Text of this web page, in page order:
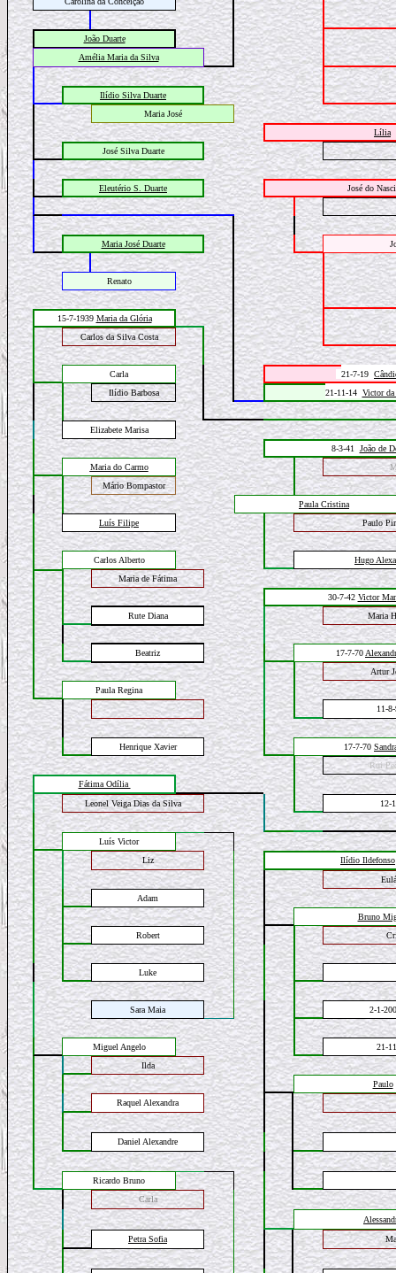
João Duarte
Amélia Maria da Silva
Ilídio Silva Duarte
Maria José
Lília
José Silva Duarte
Eleutério S. Duarte José do
Maria José Duarte
Renato
15-7-1939 Maria da Glória
Carlos da Silva Costa
Carla 21-7-19
Ilídio Barbosa
21-11-14 Victor
Elizabete Marisa
8-3-41
João de
Maria do Carmo
Mário Bompastor
Paula Cristina
Luís Filipe
Paulo
Carlos Alberto Hugo
Maria de Fátima
30-7-42 Victor
Rute Diana
Maria
Beatriz 17-7-70
Artur
Paula Regina
11-
Henrique Xavier 17-7-70
Rui
Fátima Odília
Leonel Veiga Dias da Silva
12-
Luís Victor
Liz
Ilídio Ildefonso
Adam
Bruno
Robert
Luke
Sara Maia 2-1-
Miguel Angelo
21-
Ilda
Paulo
Raquel Alexandra
Daniel Alexandre
Ricardo Bruno
Carla
Petra Sofia